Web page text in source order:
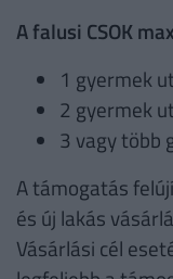
A falusi CSOK
1 gyermek
2 gyermek
3 vagy több
A támogatás
és új lakás
Vásárlási cél